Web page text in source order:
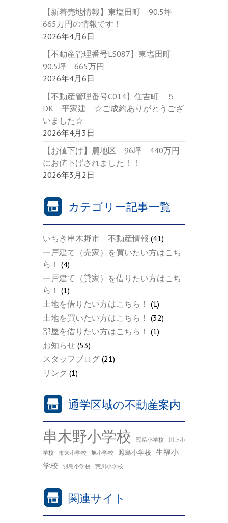
【新着売地情報】東塩田町 90.5坪
665万円の情報です！
2026年4月6日
【不動産管理番号LS087】東塩田町
90.5坪 665万円
2026年4月6日
【不動産管理番号C014】住吉町 ５
DK 平家建 ☆ご成約ありがとうござ
いました☆
2026年4月3日
【お値下げ】麓地区 96坪 440万円
にお値下げされました！！
2026年3月2日
カテゴリー記事一覧
いちき串木野市 不動産情報 (41)
一戸建て（売家）を買いたい方はこち
ら！ (4)
一戸建て（貸家）を借りたい方はこち
ら！ (1)
土地を借りたい方はこちら！ (1)
土地を買いたい方はこちら！ (32)
部屋を借りたい方はこちら！ (1)
お知らせ (53)
スタッフブログ (21)
リンク (1)
通学区域の不動産案内
串木野小学校 冠岳小学校
川上小
学校
市来小学校 旭小学校 照島小学校 生福小
学校
羽島小学校 荒川小学校
関連サイト